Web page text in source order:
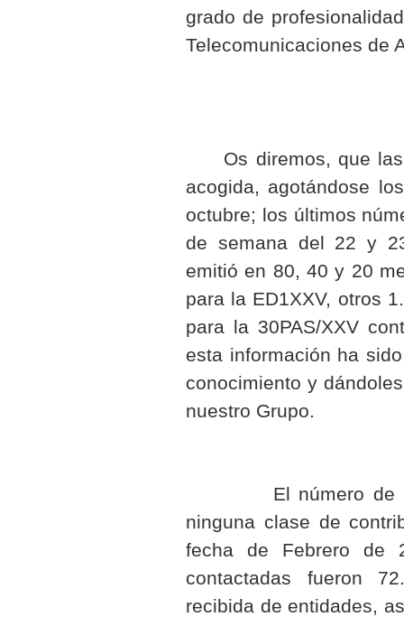
grado de
Telecomunicaciones de
Os diremos, que las
acogida, agotándose
octubre; los últimos
de semana del 22 y
emitió en 80, 40 y 20
para la ED1XXV, otros
para la 30PAS/XXV
esta información ha
conocimiento y
nuestro Grupo.
El número de
ninguna clase de
fecha de Febrero de
contactadas fueron
recibida de entidades,